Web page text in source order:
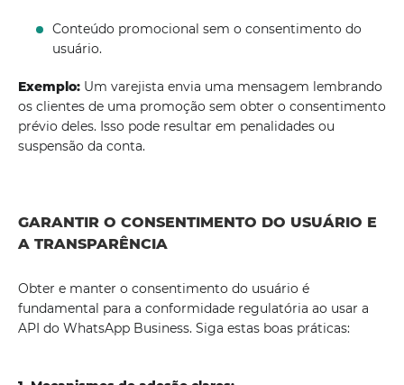
Conteúdo promocional sem o consentimento do
usuário.
Exemplo: Um varejista envia uma mensagem lembrando
os clientes de uma promoção sem obter o consentimento
prévio deles. Isso pode resultar em penalidades ou
suspensão da conta.
GARANTIR O CONSENTIMENTO DO USUÁRIO E
A TRANSPARÊNCIA
Obter e manter o consentimento do usuário é
fundamental para a conformidade regulatória ao usar a
API do WhatsApp Business. Siga estas boas práticas: